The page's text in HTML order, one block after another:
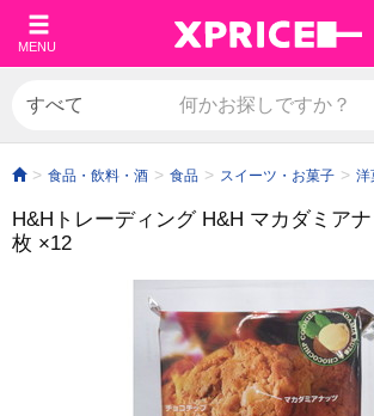
MENU
食品・飲料・酒 食品 スイーツ・お菓子 洋
H&Hトレーディング H&H マカダミア
枚 ×12